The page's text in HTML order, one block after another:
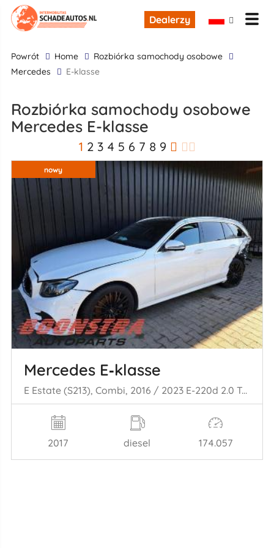
Dealerzy
powrót Home
rozbiórka samochody osobowe
Mercedes
E-klasse
rozbiórka samochody osobowe
Mercedes E-klasse
1 2 3 4 5 6 7 8 9
nowy
Mercedes E‑klasse
E Estate (S213), Combi, 2016 / 2023 E-220d 2.0 Turbo 16V 4-Matic
2017 diesel 174.057